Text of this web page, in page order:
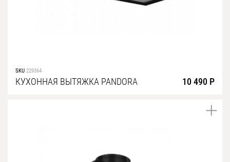
SKU 229364
КУХОННАЯ ВЫТЯЖКА PANDORA 10 490 Р